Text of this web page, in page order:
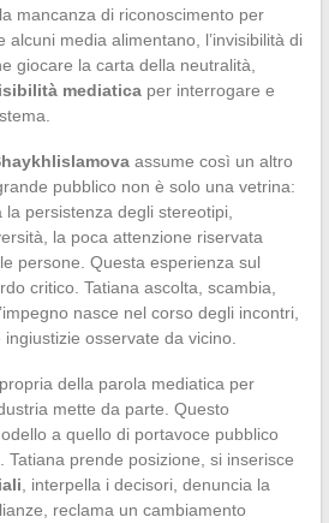
mancanza di riconoscimento per
alcuni media alimentano, l’invisibilità di
giocare la carta della neutralità,
mediaticaper interrogare e
assume così un altro
pubblico non è solo una vetrina:
persistenza degli stereotipi,
la poca attenzione riservata
persone. Questa esperienza sul
critico. Tatiana ascolta, scambia,
nasce nel corso degli incontri,
osservate da vicino.
della parola mediatica per
mette da parte. Questo
a quello di portavoce pubblico
Tatiana prende posizione, si inserisce
, interpella i decisori, denuncia la
reclama un cambiamento